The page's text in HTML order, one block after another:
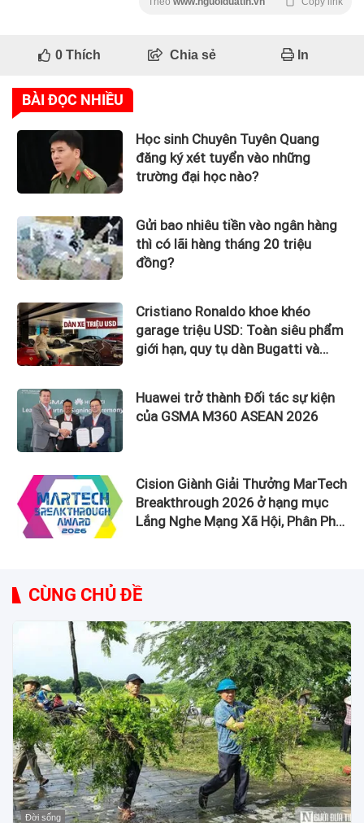
0Thích Chia sẻ In
BÀI ĐỌC NHIỀU
Học sinh Chuyên Tuyên Quang
đăng ký xét tuyển vào những
trường đại học nào?
Gửi bao nhiêu tiền vào ngân hàng
thì có lãi hàng tháng 20 triệu
đồng?
Cristiano Ronaldo khoe khéo
garage triệu USD: Toàn siêu phẩm
giới hạn, quy tụ dàn Bugatti và
Huawei trở thành Đối tác sự kiện
của GSMA M360 ASEAN 2026
Cision Giành Giải Thưởng MarTech
Breakthrough 2026 ở hạng mục
Lắng Nghe Mạng Xã Hội, Phân Phối
CÙNG CHỦ ĐỀ
Đời sống